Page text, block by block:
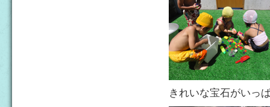
きれいな宝石がいっ